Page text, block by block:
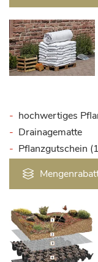
hochwertiges
Drainagematte
Pflanzgutschein